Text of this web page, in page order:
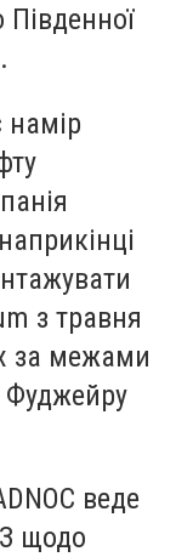
з травня
за межами
Фуджейру
веде
щодо